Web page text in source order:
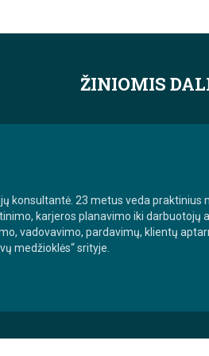
ŽINIOMIS
konsultantė. 23 metus veda
karjeros planavimo iki darbuotojų
vadovavimo, pardavimų, klientų
medžioklės“ srityje.